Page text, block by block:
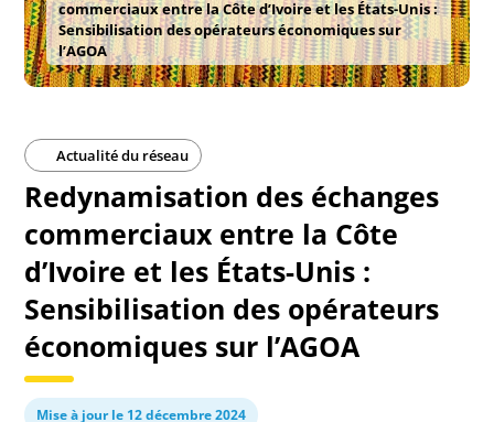
commerciaux entre la Côte d’Ivoire et les États-Unis :
Sensibilisation des opérateurs économiques sur
l’AGOA
Actualité du réseau
Redynamisation des échanges
commerciaux entre la Côte
d’Ivoire et les États-Unis :
Sensibilisation des opérateurs
économiques sur l’AGOA
Mise à jour le 12 décembre 2024